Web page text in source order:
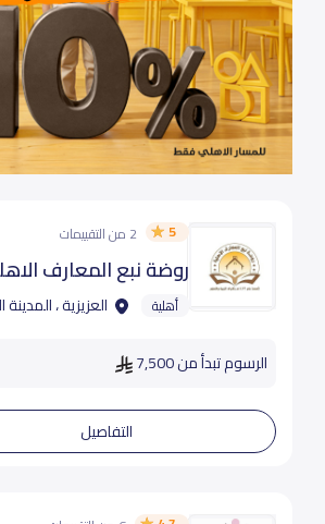
5 2 من التقييمات
روضة نبع المعارف
أهلية العزيزية ،
الرسوم تبدأ من 7,500
التفاصيل